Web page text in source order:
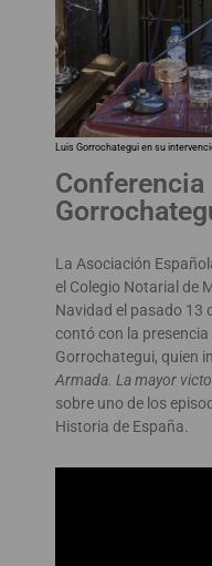
Luis Gorrochategui en su
Conferencia
La Asociación
el Colegio Notarial de
Navidad el pasado 13
contó con la
Gorrochategui, quien
Armada. La mayor
sobre uno de los
Historia de España.